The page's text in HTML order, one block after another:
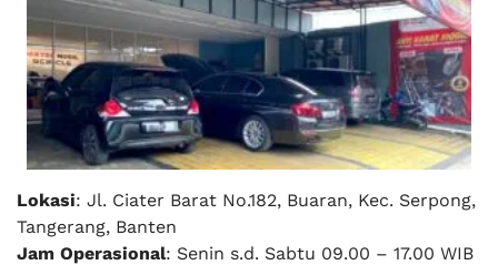
Lokasi: Jl. Ciater Barat No.182, Buaran, Kec. Serpong,
Tangerang, Banten
Jam Operasional: Senin s.d. Sabtu 09.00 – 17.00 WIB